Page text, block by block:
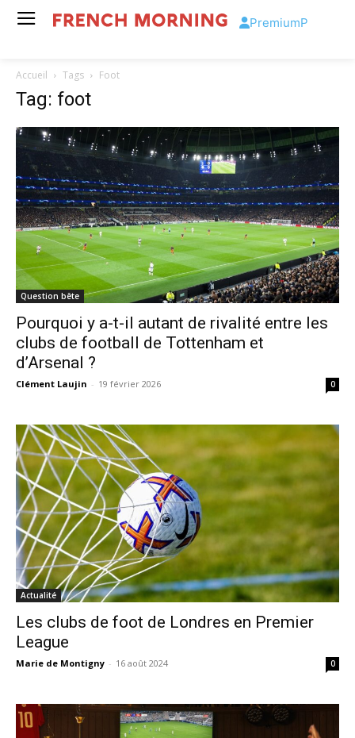
PremiumP
Accueil Tags Foot
Tag: foot
Question bête
Pourquoi y a-t-il autant de rivalité entre les
clubs de football de Tottenham et
d’Arsenal ?
Clément Laujin - 19 février 2026 0
Actualité
Les clubs de foot de Londres en Premier
League
Marie de Montigny - 16 août 2024 0